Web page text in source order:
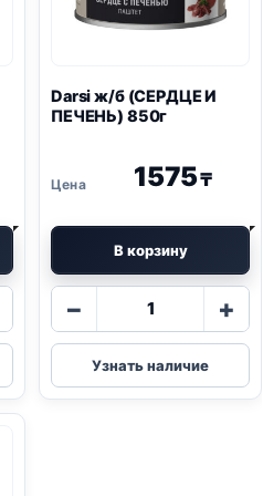
Darsi ж/б (СЕРДЦЕ И
ПЕЧЕНЬ) 850г
1575₸
В корзину
−
Количество
Darsi
ж/
б
+
Узнать наличие